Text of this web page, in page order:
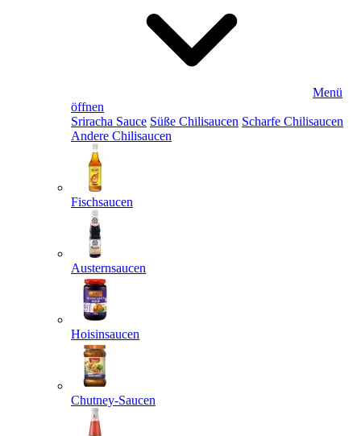
Menü
öffnen
Sriracha Sauce Süße Chilisaucen Scharfe Chilisaucen
Andere Chilisaucen
Fischsaucen
Austernsaucen
Hoisinsaucen
Chutney-Saucen